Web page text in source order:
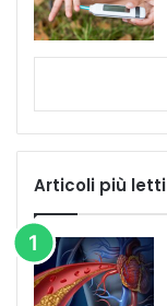
Articoli più letti